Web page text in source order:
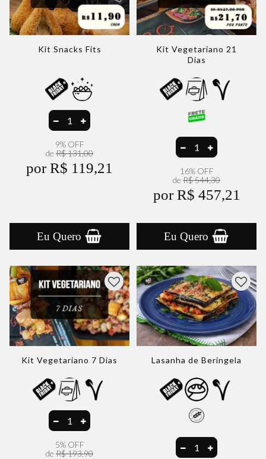
Kit Snacks Fits
9% OFF
de R$ 131,00
por R$ 119,21
Eu Quero
Kit Vegetariano 21
Dias
16% OFF
de R$ 544,30
por R$ 457,21
Eu Quero
Kit Vegetariano 7 Dias
5% OFF
de R$ 193,90
Lasanha de Beringela